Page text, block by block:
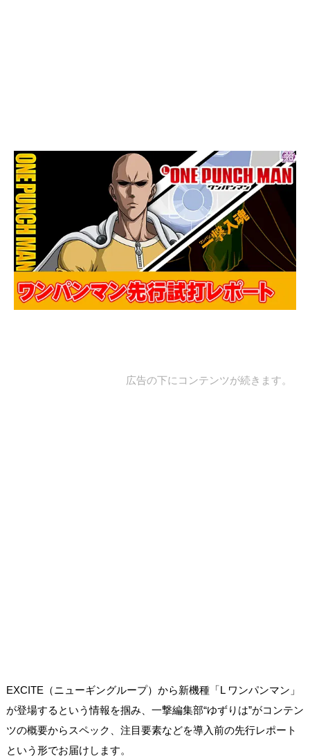
広告の下にコンテンツが続きます。
EXCITE（ニューギングループ）から新機種「L ワンパンマン」
が登場するという情報を掴み、一撃編集部“ゆずりは”がコンテン
ツの概要からスペック、注目要素などを導入前の先行レポート
という形でお届けします。